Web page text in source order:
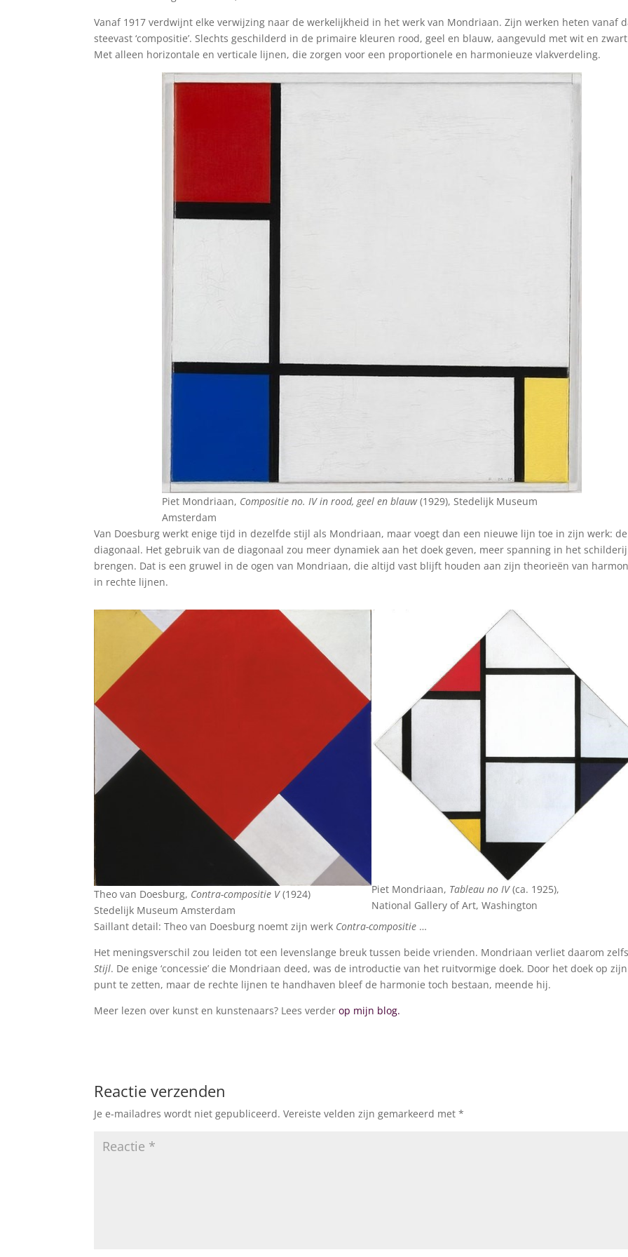
Vanaf 1917 verdwijnt elke verwijzing naar de werkelijkheid in het werk van Mondriaan. Zijn werken heten vanaf
steevast ‘compositie’. Slechts geschilderd in de primaire kleuren rood, geel en blauw, aangevuld met wit en
Met alleen horizontale en verticale lijnen, die zorgen voor een proportionele en harmonieuze vlakverdeling.
Piet Mondriaan, Compositie no. IV in rood, geel en blauw(1929), Stedelijk Museum
Amsterdam
Van Doesburg werkt enige tijd in dezelfde stijl als Mondriaan, maar voegt dan een nieuwe lijn toe in zijn werk: de
diagonaal. Het gebruik van de diagonaal zou meer dynamiek aan het doek geven, meer spanning in het schilderij
brengen. Dat is een gruwel in de ogen van Mondriaan, die altijd vast blijft houden aan zijn theorieën van
in rechte lijnen.
Theo van Doesburg, Contra-compositie V(1924)
Stedelijk Museum Amsterdam
Piet Mondriaan, Tableau no IV(ca. 1925),
National Gallery of Art, Washington
Saillant detail: Theo van Doesburg noemt zijn werk Contra-compositie …
Het meningsverschil zou leiden tot een levenslange breuk tussen beide vrienden. Mondriaan verliet daarom
Stijl. De enige ‘concessie’ die Mondriaan deed, was de introductie van het ruitvormige doek. Door het doek op zijn
punt te zetten, maar de rechte lijnen te handhaven bleef de harmonie toch bestaan, meende hij.
Meer lezen over kunst en kunstenaars? Lees verderop mijn blog.
Reactie verzenden
Je e-mailadres wordt niet gepubliceerd. Vereiste velden zijn gemarkeerd met*